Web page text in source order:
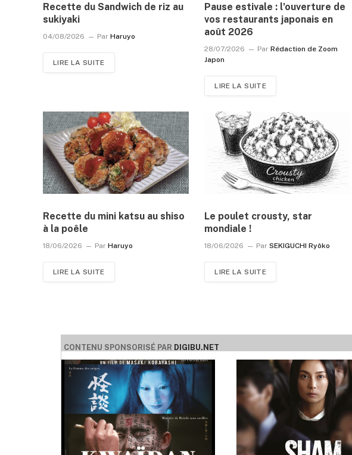
Recette du Sandwich de riz au
sukiyaki
04/08/2026 Par Haruyo
LIRE LA SUITE
Pause estivale : l’ouverture de
vos restaurants japonais en
août 2026
28/07/2026 Par Rédaction de Zoom
Japon
LIRE LA SUITE
Recette du mini katsu au shiso
à la poêle
18/06/2026 Par Haruyo
LIRE LA SUITE
Le poulet crousty, star
mondiale !
18/06/2026 Par SEKIGUCHI Ryôko
LIRE LA SUITE
CONTENU SPONSORISÉ PAR DIGIBU.NET